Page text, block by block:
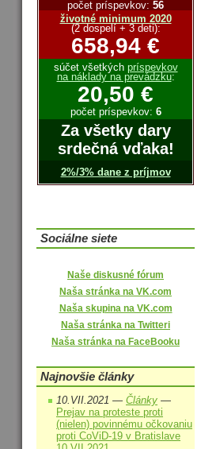
počet príspevkov: 56
životné minimum 2020
(2 dospelí + 3 deti):
658,94 €
súčet všetkých príspevkov
na náklady na prevádzku:
20,50 €
počet príspevkov: 6
Za všetky dary
srdečná vďaka!
2%/3% dane z príjmov
Sociálne siete
Naše diskusné fórum
Naša stránka na VK.com
Naša skupina na VK.com
Naša stránka na Twitteri
Naša stránka na FaceBooku
Najnovšie články
10.VII.2021 — Články —
Prejav na proteste proti
(nielen) povinnému očkovaniu
proti CoViD-19 v Bratislave